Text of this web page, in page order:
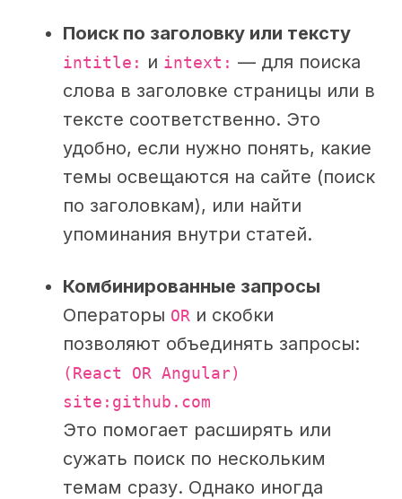
Поиск по заголовку или тексту
intitle: и intext: — для поиска
слова в заголовке страницы или в
тексте соответственно. Это
удобно, если нужно понять, какие
темы освещаются на сайте (поиск
по заголовкам), или найти
упоминания внутри статей.
Комбинированные запросы
Операторы OR и скобки
позволяют объединять запросы:
(React OR Angular)
site:github.com
Это помогает расширять или
сужать поиск по нескольким
темам сразу. Однако иногда